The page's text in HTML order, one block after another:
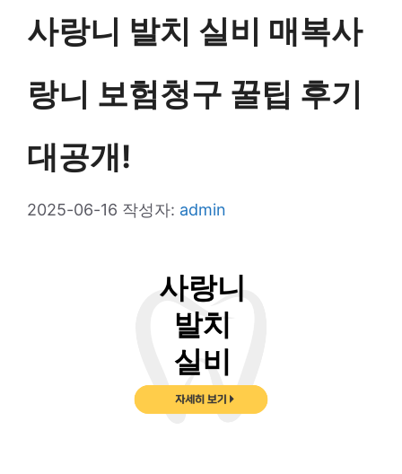
사랑니 발치 실비 매복사
랑니 보험청구 꿀팁 후기
대공개!
2025-06-16 작성자: admin